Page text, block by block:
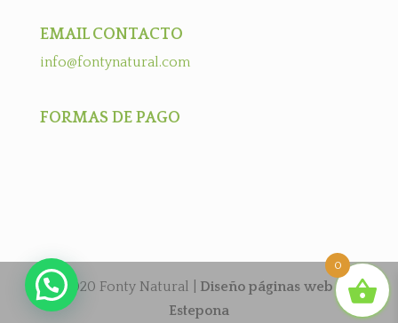
EMAIL CONTACTO
info@fontynatural.com
FORMAS DE PAGO
2020 Fonty Natural | Diseño páginas web
Estepona
0